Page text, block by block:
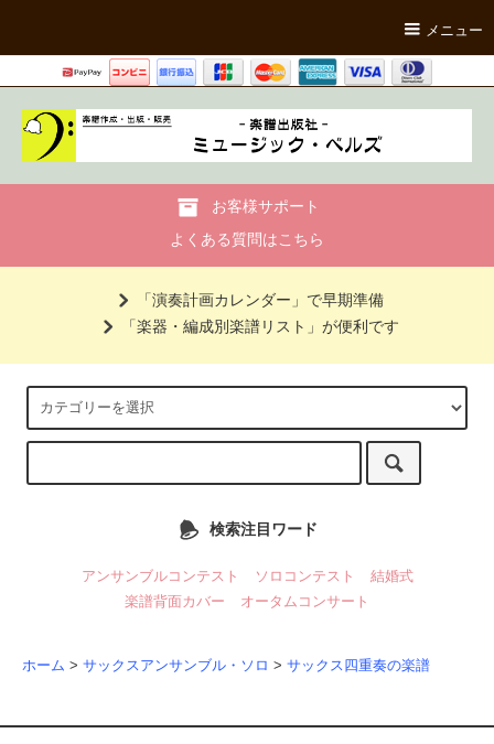
メニュー
お客様サポート
よくある質問はこちら
「演奏計画カレンダー」で早期準備
「楽器・編成別楽譜リスト」が便利です
検索注目ワード
アンサンブルコンテスト ソロコンテスト
結婚式
楽譜背面カバー
オータムコンサート
ホーム > サックスアンサンブル・ソロ > サックス四重奏の楽譜